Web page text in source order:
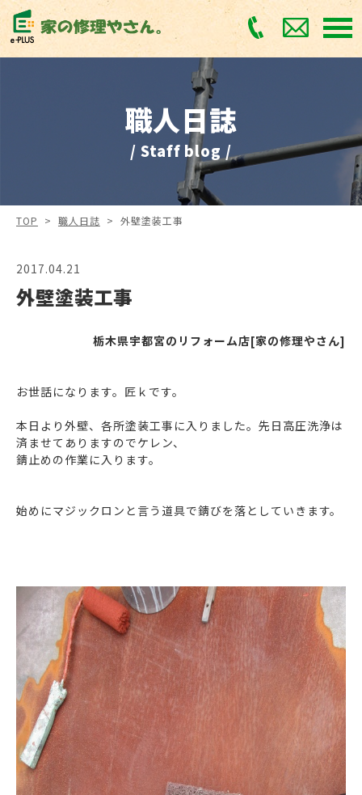
職人日誌
/ Staff blog /
TOP > 職人日誌 > 外壁塗装工事
2017.04.21
外壁塗装工事
栃木県宇都宮のリフォーム店[家の修理やさん]
お世話になります。匠ｋです。
本日より外壁、各所塗装工事に入りました。先日高圧洗浄は
済ませてありますのでケレン、
錆止めの作業に入ります。
始めにマジックロンと言う道具で錆びを落としていきます。